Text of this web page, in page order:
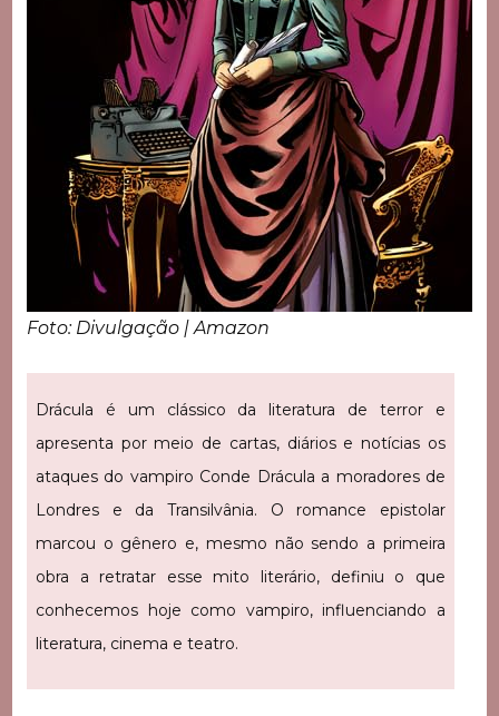
Foto: Divulgação | Amazon
Drácula é um clássico da literatura de terror e
apresenta por meio de cartas, diários e notícias os
ataques do vampiro Conde Drácula a moradores de
Londres e da Transilvânia. O romance epistolar
marcou o gênero e, mesmo não sendo a primeira
obra a retratar esse mito literário, definiu o que
conhecemos hoje como vampiro, influenciando a
literatura, cinema e teatro.